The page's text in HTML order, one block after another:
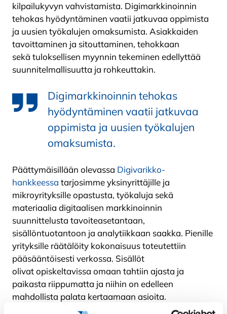
kilpailukyvyn vahvistamista. Digimarkkinoinnin
tehokas hyödyntäminen vaatii jatkuvaa oppimista
ja uusien työkalujen omaksumista. Asiakkaiden
tavoittaminen ja sitouttaminen, tehokkaan
sekä tuloksellisen myynnin tekeminen edellyttää
suunnitelmallisuutta ja rohkeuttakin.
Digimarkkinoinnin tehokas
hyödyntäminen vaatii jatkuvaa
oppimista ja uusien työkalujen
omaksumista.
Päättymäisillään olevassa Digivarikko-
hankkeessa tarjosimme yksinyrittäjille ja
mikroyrityksille opastusta, työkaluja sekä
materiaalia digitaalisen markkinoinnin
suunnittelusta tavoiteasetantaan,
sisällöntuotantoon ja analytiikkaan saakka. Pienille
yrityksille räätälöity kokonaisuus toteutettiin
pääsääntöisesti verkossa. Sisällöt
olivat opiskeltavissa omaan tahtiin ajasta ja
paikasta riippumatta ja niihin on edelleen
mahdollista palata kertaamaan asioita.
Yrityskohtaisia kartoituksia ja työpajoja järjestettiin